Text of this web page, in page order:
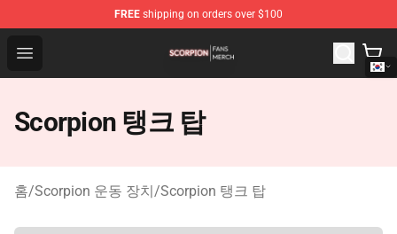
FREE shipping on orders over $100
Open menu
Scorpion Shop - Official Scorpion Merchandise Store
Scorpion 탱크 탑
홈/Scorpion 운동 장치/Scorpion 탱크 탑